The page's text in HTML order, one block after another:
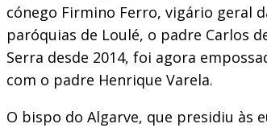
cónego Firmino Ferro, vigário geral
paróquias de Loulé, o padre Carlos
Serra desde 2014, foi agora
com o padre Henrique Varela.
O bispo do Algarve, que presidiu às